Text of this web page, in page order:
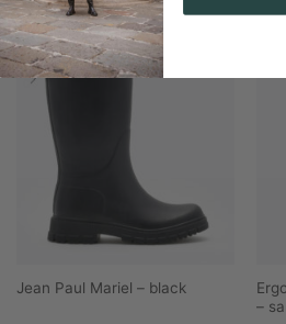
Nyhet
Jean Paul Mariel – black
–